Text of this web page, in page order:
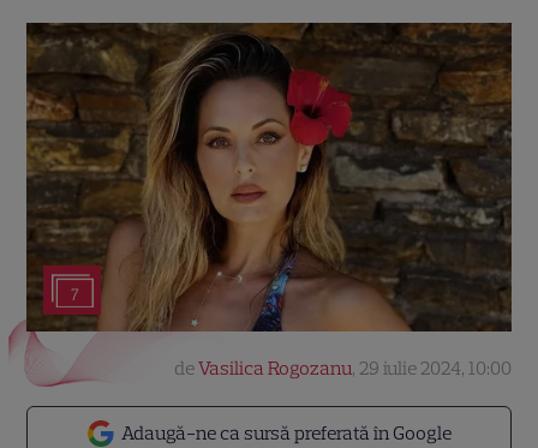
7
Adaugă-ne ca sursă preferată în Google
deVasilica Rogozanu, 29 iulie 2024, 10:00